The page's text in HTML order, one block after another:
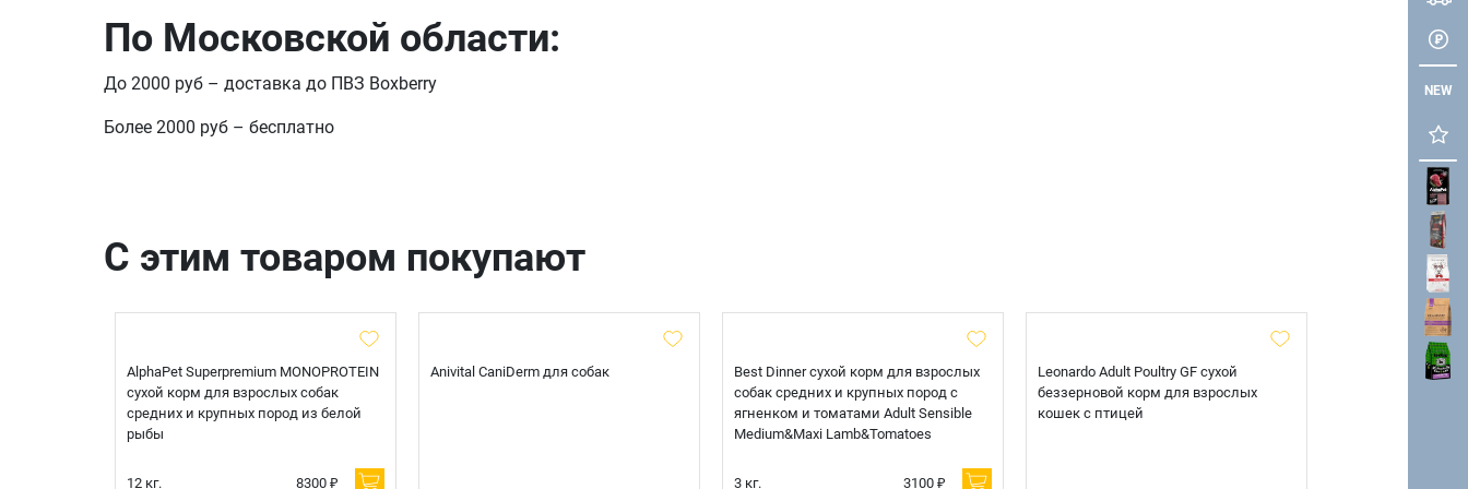
NEW
По Московской области:
До 2000 руб – доставка до ПВЗ Boxberry
Более 2000 руб – бесплатно
С этим товаром покупают
AlphaPet Superpremium MONOPROTEIN
сухой корм для взрослых собак
средних и крупных пород из белой
рыбы
12 кг. 8300 ₽
Anivital CaniDerm для собак
Best Dinner сухой корм для взрослых
собак средних и крупных пород с
ягненком и томатами Adult Sensible
Medium&Maxi Lamb&Tomatoes
3 кг. 3100 ₽
Leonardo Adult Poultry GF сухой
беззерновой корм для взрослых
кошек с птицей
AlphaPet
Телефон